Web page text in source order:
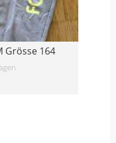
Grösse 164